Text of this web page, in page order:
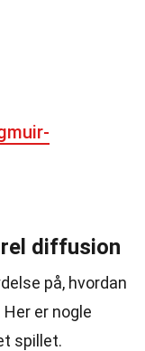
diffusion
på, hvordan
er nogle
spillet.